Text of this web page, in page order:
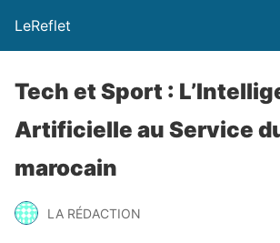
LeReflet
Tech et Sport :
Artificielle au Service
marocain
LA RÉDACTION